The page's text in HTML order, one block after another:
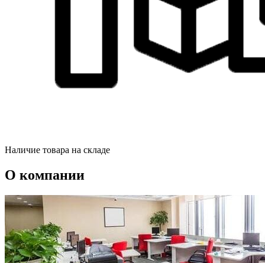
Наличие товара на складе
О компании